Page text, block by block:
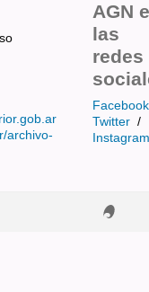
archivo-
AGN
las
redes
Facebook
Twitter /
Instagram